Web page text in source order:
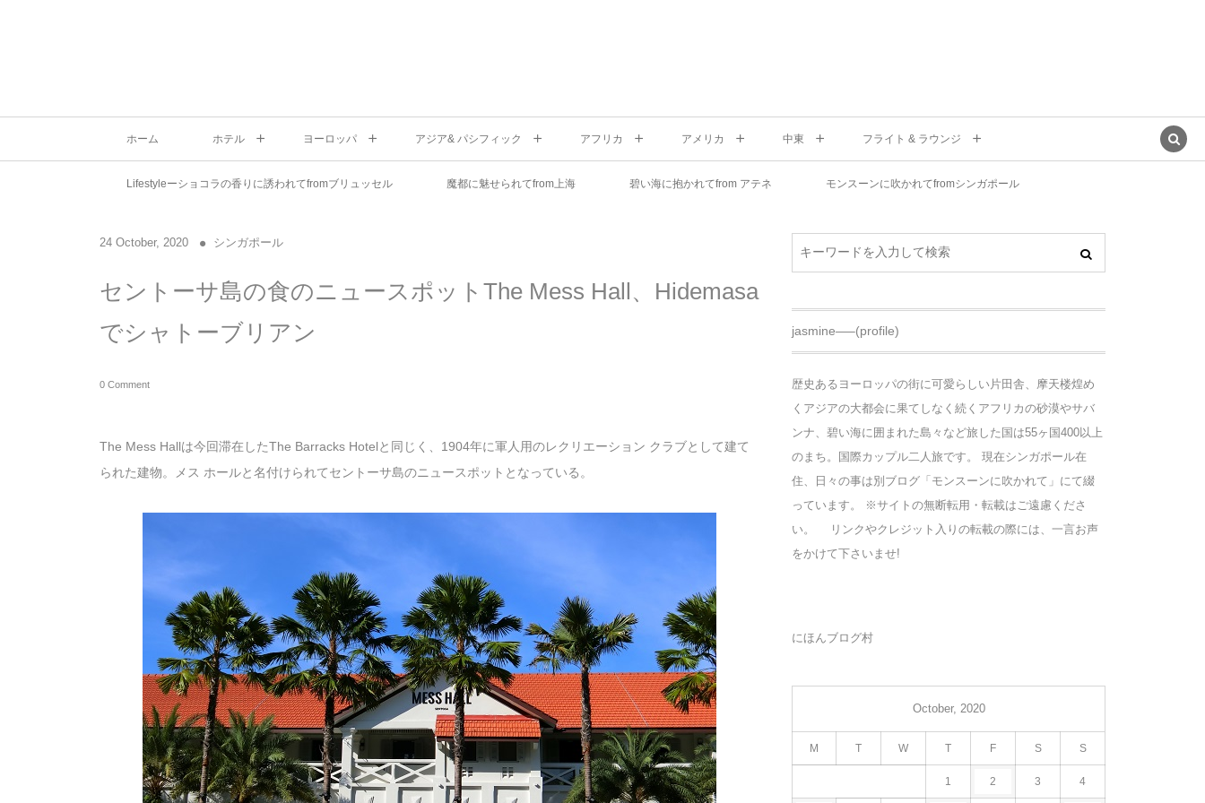
ホーム ホテル ヨーロッパ アジア& パシフィック アフリカ アメリカ 中東 フライト & ラウンジ
Lifestyleーショコラの香りに誘われてfromブリュッセル 魔都に魅せられてfrom上海 碧い海に抱かれてfrom アテネ モンスーンに吹かれてfromシンガポール
24 October, 2020 シンガポール
セントーサ島の食のニュースポットThe Mess Hall、Hidemasa
でシャトーブリアン
0 Comment
The Mess Hallは今回滞在したThe Barracks Hotelと同じく、1904年に軍人用のレクリエーション クラブとして建て
られた建物。メス ホールと名付けられてセントーサ島のニュースポットとなっている。
jasmine—–(profile)
歴史あるヨーロッパの街に可愛らしい片田舎、摩天楼煌め
くアジアの大都会に果てしなく続くアフリカの砂漠やサバ
ンナ、碧い海に囲まれた島々など旅した国は55ヶ国400以上
のまち。国際カップル二人旅です。 現在シンガポール在
住、日々の事は別ブログ「モンスーンに吹かれて」にて綴
っています。 ※サイトの無断転用・転載はご遠慮くださ
い。 リンクやクレジット入りの転載の際には、一言お声
をかけて下さいませ!
にほんブログ村
October, 2020
M T W T F S S
1 2 3 4